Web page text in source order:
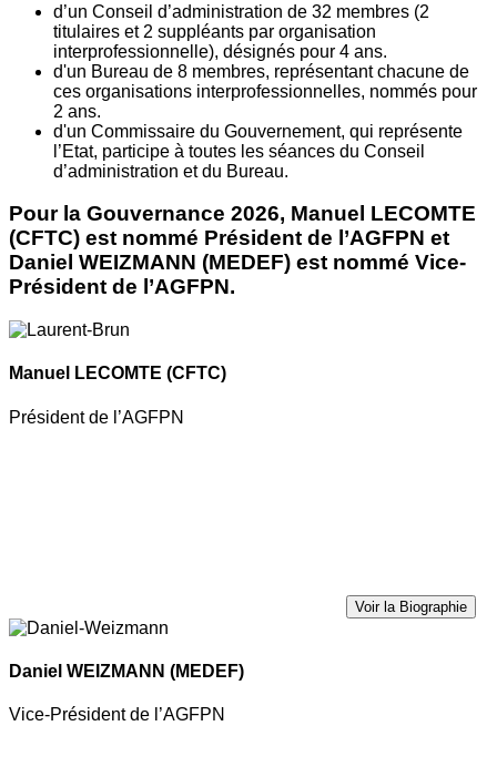
d’un Conseil d’administration de 32 membres (2
titulaires et 2 suppléants par organisation
interprofessionnelle), désignés pour 4 ans.
d'un Bureau de 8 membres, représentant chacune de
ces organisations interprofessionnelles, nommés pour
2 ans.
d'un Commissaire du Gouvernement, qui représente
l’Etat, participe à toutes les séances du Conseil
d’administration et du Bureau.
Pour la Gouvernance 2026, Manuel LECOMTE
(CFTC) est nommé Président de l’AGFPN et
Daniel WEIZMANN (MEDEF) est nommé Vice-
Président de l’AGFPN.
Manuel LECOMTE (CFTC)
Président de l’AGFPN
Voir la Biographie
Daniel WEIZMANN (MEDEF)
Vice-Président de l’AGFPN